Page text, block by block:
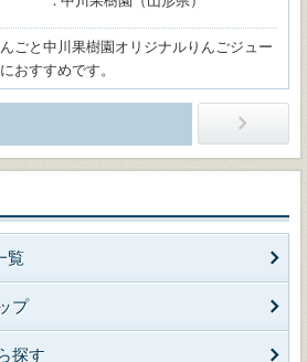
ごと中川果樹園オリジナルりんごジュー
おすすめです。
覧
プ
探す